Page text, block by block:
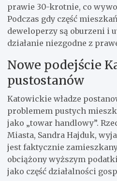
prawie 30-krotnie, co
Podczas gdy część
deweloperzy są oburzeni i
działanie niezgodne z
Nowe podejście
pustostanów
Katowickie władze
problemem pustych
jako „towar handlowy”.
Miasta, Sandra Hajduk,
jest faktycznie
obciążony wyższym
jako część działalności